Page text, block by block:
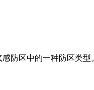
防区中的一种防区类